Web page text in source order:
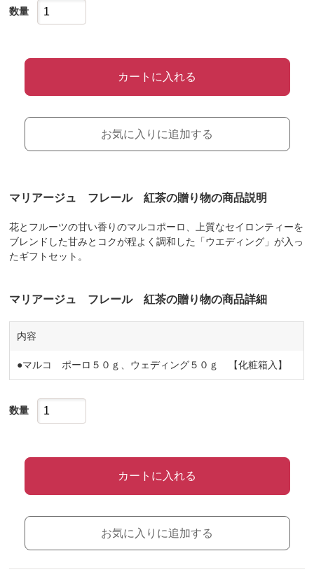
数量
カートに入れる
お気に入りに追加する
マリアージュ フレール 紅茶の贈り物の商品説明
花とフルーツの甘い香りのマルコポーロ、上質なセイロンティーを
ブレンドした甘みとコクが程よく調和した「ウエディング」が入っ
たギフトセット。
マリアージュ フレール 紅茶の贈り物の商品詳細
内容
●マルコ ポーロ５０ｇ、ウェディング５０ｇ 【化粧箱入】
数量
カートに入れる
お気に入りに追加する